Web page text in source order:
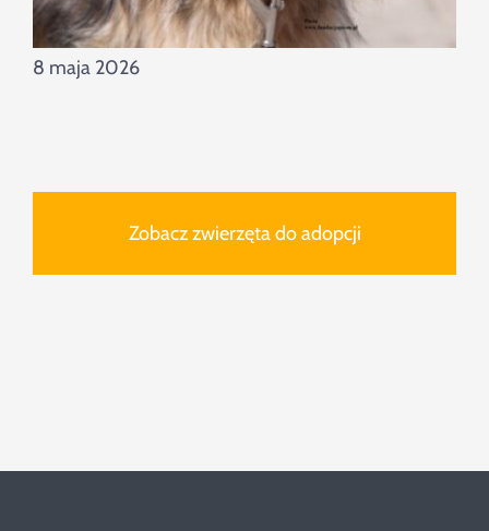
8 maja 2026
Zobacz zwierzęta do adopcji